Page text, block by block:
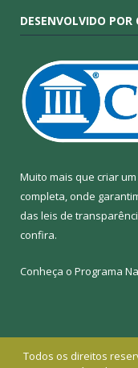
DESENVOLVIDO POR
Muito mais que criar
completa, onde
das leis de
confira.
Conheça o Programa
Todos os direitos